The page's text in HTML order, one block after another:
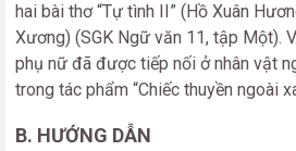
hai bài thơ “Tự tình II” (Hồ Xuân
Xương) (SGK Ngữ văn 11, tập Một).
phụ nữ đã được tiếp nối ở nhân vật
trong tác phẩm “Chiếc thuyền ngoài
B. HƯỚNG DẪN